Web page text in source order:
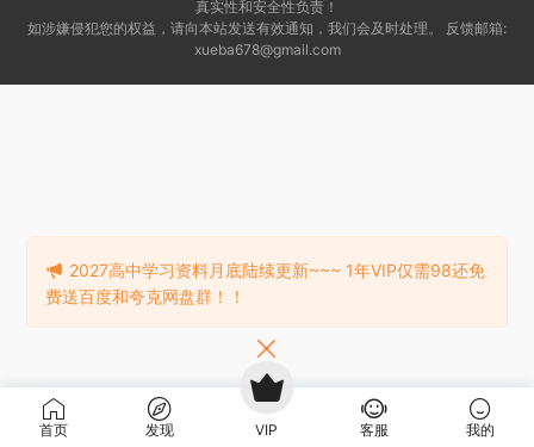
真实性和安全性负责！
如涉嫌侵犯您的权益，请向本站发送有效通知，我们会及时处理。 反馈邮箱:
xueba678@gmail.com
首页 发现 VIP 客服 我的
2027高中学习资料月底陆续更新~~~ 1年VIP仅需98还免
费送百度和夸克网盘群！！